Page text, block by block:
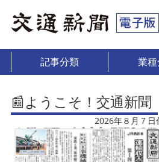
記事分類 業
📰ようこそ！交通新聞
2026年８月７日